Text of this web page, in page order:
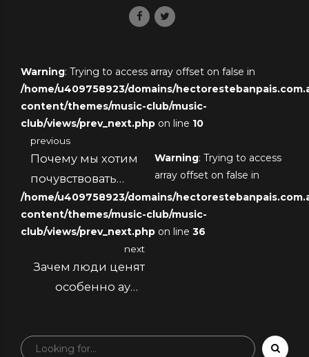
Warning: Trying to access array offset on false in
/home/u409758923/domains/
content/themes/music-club/music-
club/views/prev_next.php on line 10
previous
Почему мы хотим
почувствовать
адреналин даже
без основания
Warning: Trying to access
array offset on false in
/home/u409758923/domains/
content/themes/music-club/music-
club/views/prev_next.php on line 36
next
Зачем люди ценят
особенно ауру